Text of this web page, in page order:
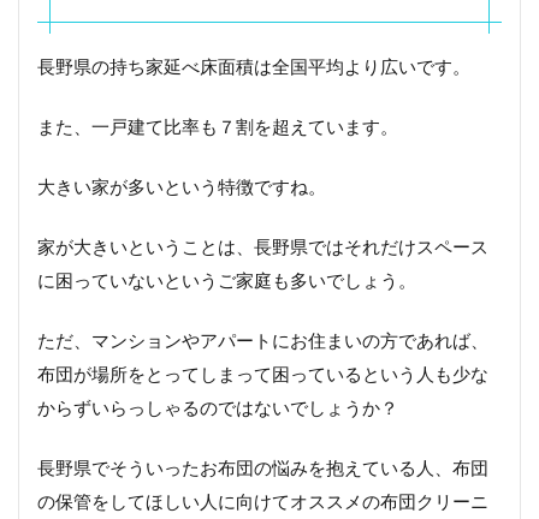
3位：
リー
グの
フレ
長野県の持ち家延べ床面積は全国平均より広いです。
また、一戸建て比率も７割を超えています。
大きい家が多いという特徴ですね。
家が大きいということは、長野県ではそれだけスペース
に困っていないというご家庭も多いでしょう。
ただ、マンションやアパートにお住まいの方であれば、
布団が場所をとってしまって困っているという人も少な
からずいらっしゃるのではないでしょうか？
長野県でそういったお布団の悩みを抱えている人、布団
の保管をしてほしい人に向けてオススメの布団クリーニ